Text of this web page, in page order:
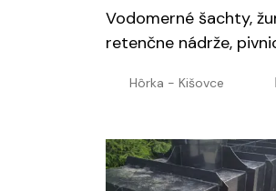
Vodomerné šachty,
retenčne nádrže,
Hôrka - Kišovce